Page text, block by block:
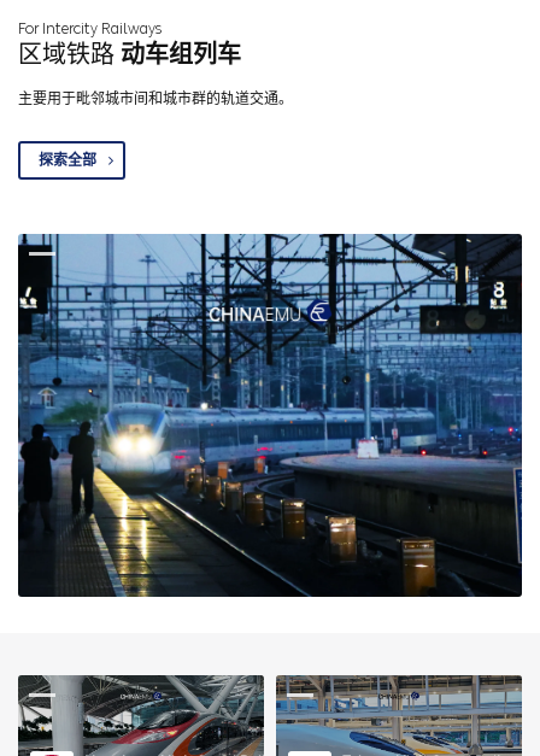
For Intercity Railways
区域铁路 动车组列车
主要用于毗邻城市间和城市群的轨道交通。
探索全部